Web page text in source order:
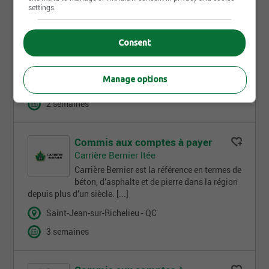
Horaire: Lundi au vendredi, horaire de jour (40
h/semaine) Temporaire 2 ansRésuméSous la
responsabilité du Contrôleur financier [...]
La Corne - QC
2 semaines
Commis aux comptes à payer
Carrière Bernier ltée
Carrière Bernier est la référence en termes de
béton, d’asphalte et de pierre dans la région
depuis plus d’un siècle. [...]
Saint-Jean-sur-Richelieu - QC
3 semaines
settings.
Consent
Manage options